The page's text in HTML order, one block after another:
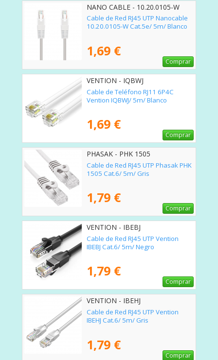
NANO CABLE - 10.20.0105-W
Cable de Red RJ45 UTP Nanocable
10.20.0105-W Cat.5e/ 5m/ Blanco
1,69 €
Comprar
VENTION - IQBWJ
Cable de Teléfono RJ11 6P4C
Vention IQBWJ/ 5m/ Blanco
1,69 €
Comprar
PHASAK - PHK 1505
Cable de Red RJ45 UTP Phasak PHK
1505 Cat.6/ 5m/ Gris
1,79 €
Comprar
VENTION - IBEBJ
Cable de Red RJ45 UTP Vention
IBEBJ Cat.6/ 5m/ Negro
1,79 €
Comprar
VENTION - IBEHJ
Cable de Red RJ45 UTP Vention
IBEHJ Cat.6/ 5m/ Gris
1,79 €
Comprar